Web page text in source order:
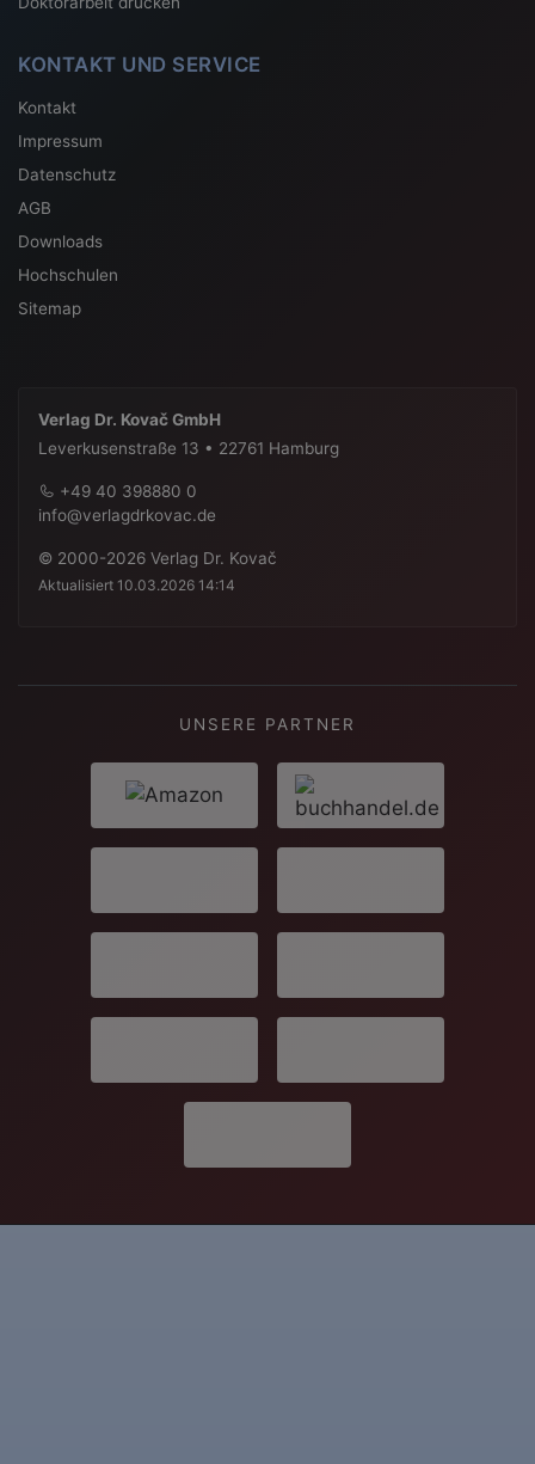
KONTAKT UND SERVICE
Kontakt
Impressum
Datenschutz
AGB
Downloads
Hochschulen
Sitemap
Verlag Dr. Kovač GmbH
Leverkusenstraße 13 • 22761 Hamburg
+49 40 398880 0
info@verlagdrkovac.de
© 2000-2026 Verlag Dr. Kovač
Aktualisiert 10.03.2026 14:14
UNSERE PARTNER